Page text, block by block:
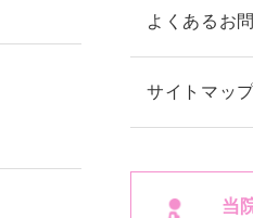
よくあるお
サイトマッ
当